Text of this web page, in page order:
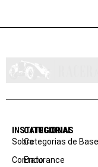
INSTITUCIONAL
Sobre
Contato
CATEGORIAS
Categorias de Base
Endurance